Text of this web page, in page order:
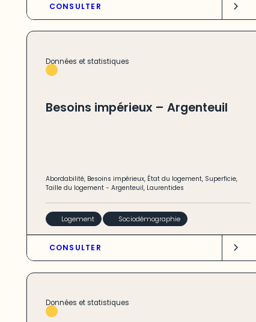
CONSULTER
Données et statistiques
Besoins impérieux – Argenteuil
Abordabilité, Besoins impérieux, État du logement, Superficie,
Taille du logement- Argenteuil, Laurentides
Logement Sociodémographie
CONSULTER
Données et statistiques